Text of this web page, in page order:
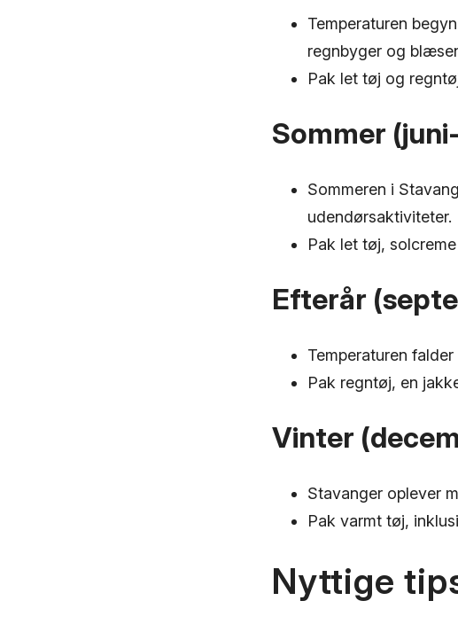
Temperaturen
regnbyger og
Pak let tøj og
Sommer
Sommeren i
udendørsaktiviteter.
Pak let tøj,
Efterår
Temperaturen
Pak regntøj, en
Vinter
Stavanger oplever
Pak varmt tøj,
Nyttige